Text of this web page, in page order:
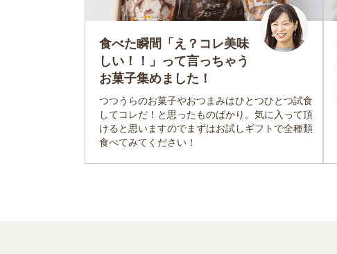
食べた瞬間「え？コレ美味
しい！！」って言っちゃう
お菓子集めました！
つつうらのお菓子やおつまみはひとつひとつ試食
してコレだ！と思ったものばかり。気に入って頂
けると思いますのでまずはお試しギフトで全種類
食べてみてください！